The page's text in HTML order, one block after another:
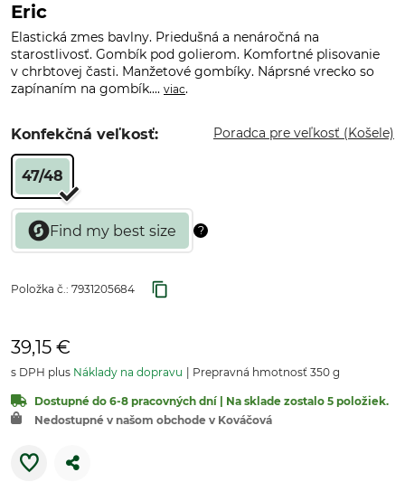
Eric
Elastická zmes bavlny. Priedušná a nenáročná na
starostlivosť. Gombík pod golierom. Komfortné plisovanie
v chrbtovej časti. Manžetové gombíky. Náprsné vrecko so
zapínaním na gombík.... viac.
Konfekčná veľkosť: Poradca pre veľkosť (Košele)
47/48
Položka č.: 7931205684
39,15 €
s DPH plus Náklady na dopravu Prepravná hmotnosť 350 g
Dostupné do 6-8 pracovných dní | Na sklade zostalo 5 položiek.
Nedostupné v našom obchode v Kováčová